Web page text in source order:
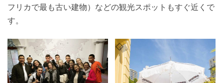
フリカで最も古い建物）などの観光スポットもすぐ近くで
す。